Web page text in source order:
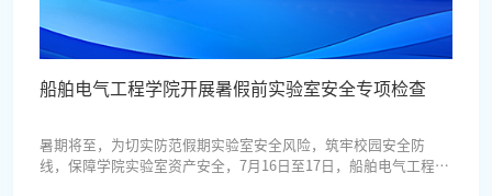
船舶电气工程学院开展暑假前实验室安全专项检查
暑期将至，为切实防范假期实验室安全风险，筑牢校园安全防
线，保障学院实验室资产安全，7月16日至17日，船舶电气工程学